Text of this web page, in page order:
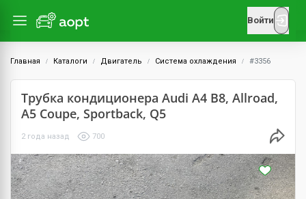
Войти
Главная Каталоги Двигатель Система охлаждения #3356
Трубка кондиционера Audi A4 B8, Allroad,
A5 Coupe, Sportback, Q5
2 года назад 700